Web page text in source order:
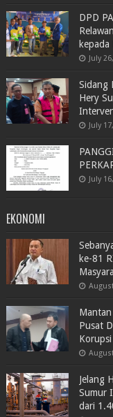
DPD
kepada
July
Sidang
Hery
July
July
EKONOMI
ke-81
Pusat
Jelang
Sumur
dari